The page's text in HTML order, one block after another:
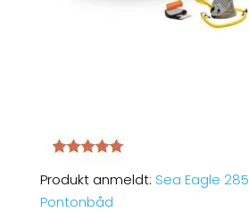
Produkt anmeldt: Sea Eagle
Pontonbåd